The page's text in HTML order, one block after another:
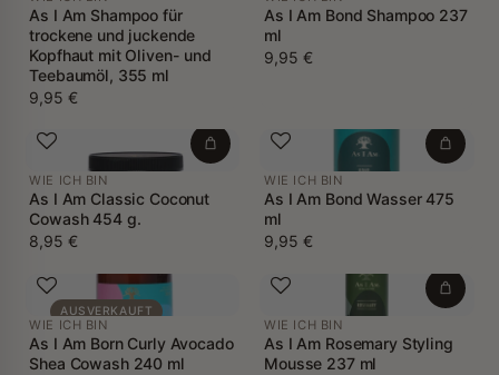
As I Am Shampoo für
trockene und juckende
Kopfhaut mit Oliven- und
Teebaumöl, 355 ml
9,95 €
As I Am Bond Shampoo 237
ml
9,95 €
WIE ICH BIN
As I Am Classic Coconut
Cowash 454 g.
8,95 €
WIE ICH BIN
As I Am Bond Wasser 475
ml
9,95 €
AUSVERKAUFT
WIE ICH BIN
As I Am Born Curly Avocado
Shea Cowash 240 ml
WIE ICH BIN
As I Am Rosemary Styling
Mousse 237 ml